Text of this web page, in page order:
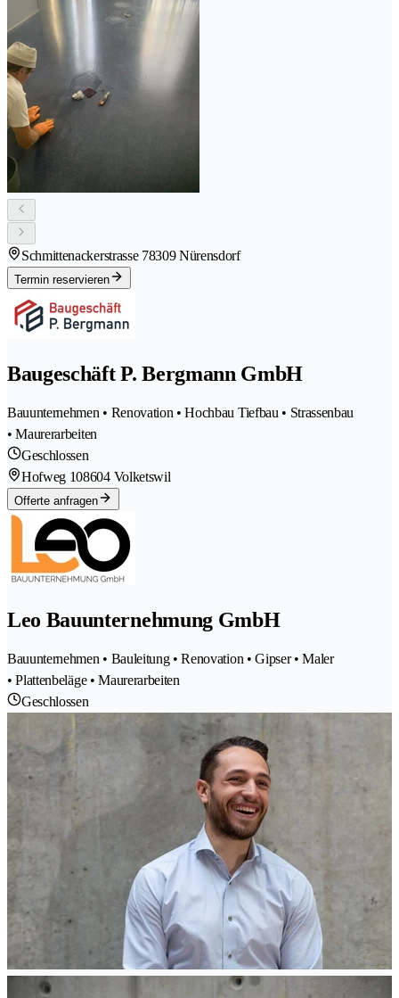
Schmittenackerstrasse 78309 Nürensdorf
Termin reservieren
Baugeschäft P. Bergmann GmbH
Bauunternehmen • Renovation • Hochbau Tiefbau • Strassenbau
• Maurerarbeiten
Geschlossen
Hofweg 108604 Volketswil
Offerte anfragen
Leo Bauunternehmung GmbH
Bauunternehmen • Bauleitung • Renovation • Gipser • Maler
• Plattenbeläge • Maurerarbeiten
Geschlossen